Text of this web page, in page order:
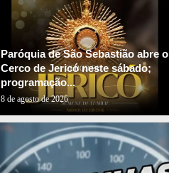
Paróquia de São Sebastião abre o
Cerco de Jericó neste sábado;
programação...
8 de agosto de 2026